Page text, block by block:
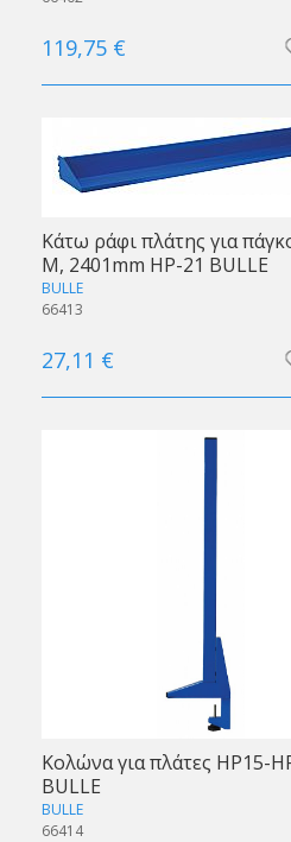
119,75 €
Κάτω ράφι πλάτης για
M, 2401mm HP-21 BULLE
BULLE
66413
27,11 €
Κολώνα για πλάτες HP15-
BULLE
BULLE
66414